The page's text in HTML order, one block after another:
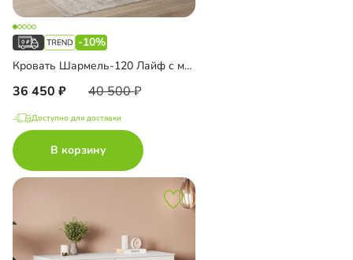
-10%
Кровать Шармель-120 Лайф с мягким изголовьем
36 450 40 500
Доступно для доставки
В корзину